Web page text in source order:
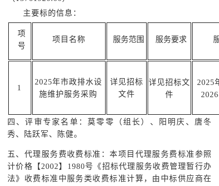
主要标的信息：
项
号
项目名称 服务范围 服务要求
1
2025年市政排水设
施维护服务采购
详见招标
文件
详见招标文
件
2025
四、评审专家名单：莫零零（组长）、 阳明庆 、 唐冬
秀、陆跃军、陈健。
五、 代理服务费收费标准：本项目代理服务费标准参照
计价格【2002】1980号《招标代理服务收费管理暂行办
法》收费标准中服务类收费标准计算，由中标供应商在